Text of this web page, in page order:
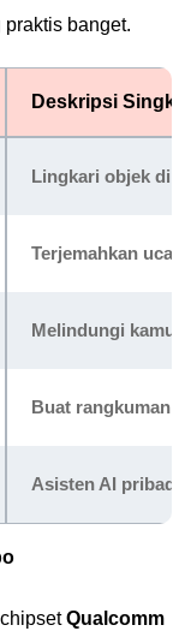
banget.
Deskripsi Singkat
Lingkari objek di
Terjemahkan
Melindungi kamu
Buat rangkuman,
Asisten AI pribadi
Qualcomm